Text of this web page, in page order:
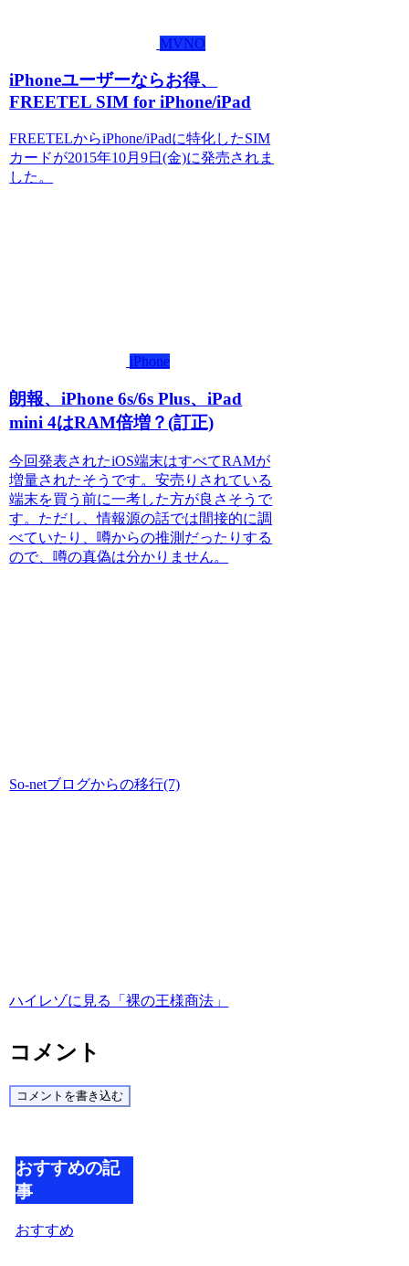
MVNO
iPhoneユーザーならお得、
FREETEL SIM for iPhone/iPad
FREETELからiPhone/iPadに特化したSIM
カードが2015年10月9日(金)に発売されま
した。
iPhone
朗報、iPhone 6s/6s Plus、iPad
mini 4はRAM倍増？(訂正)
今回発表されたiOS端末はすべてRAMが
増量されたそうです。安売りされている
端末を買う前に一考した方が良さそうで
す。ただし、情報源の話では間接的に調
べていたり、噂からの推測だったりする
ので、噂の真偽は分かりません。
So-netブログからの移行(7)
ハイレゾに見る「裸の王様商法」
コメント
コメントを書き込む
おすすめの記
事
おすすめ